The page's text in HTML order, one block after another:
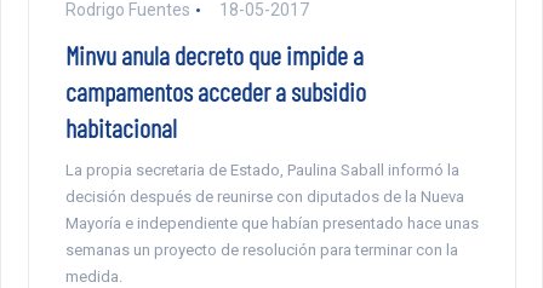
Rodrigo Fuentes 18-05-2017
Minvu anula decreto que impide a
campamentos acceder a subsidio
habitacional
La propia secretaria de Estado, Paulina Saball informó la
decisión después de reunirse con diputados de la Nueva
Mayoría e independiente que habían presentado hace unas
semanas un proyecto de resolución para terminar con la
medida.